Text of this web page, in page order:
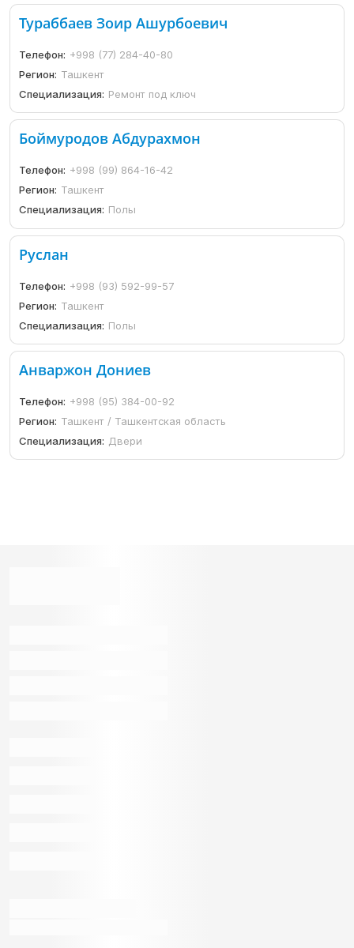
Тураббаев Зоир Ашурбоевич
Телефон: +998 (77) 284-40-80
Регион: Ташкент
Специализация: Ремонт под ключ
Боймуродов Абдурахмон
Телефон: +998 (99) 864-16-42
Регион: Ташкент
Специализация: Полы
Руслан
Телефон: +998 (93) 592-99-57
Регион: Ташкент
Специализация: Полы
Анваржон Дониев
Телефон: +998 (95) 384-00-92
Регион: Ташкент / Ташкентская область
Специализация: Двери